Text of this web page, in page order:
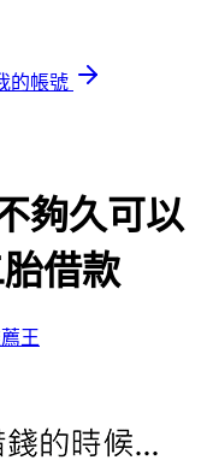
的帳號
夠久可以
借款
王